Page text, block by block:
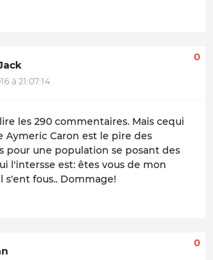
à 21:07:14
0
les 290 commentaires. Mais cequi
Aymeric Caron est le pire des
pour une population se posant des
l'intersse est: êtes vous de mon
s'ent fous.. Dommage!
0